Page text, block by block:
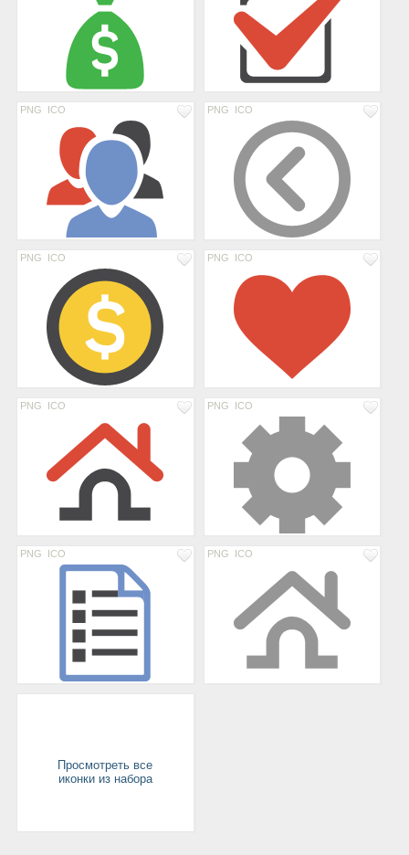
PNG ICO PNG ICO
PNG ICO PNG ICO
PNG ICO PNG ICO
PNG ICO PNG ICO
Просмотреть все
иконки из набора